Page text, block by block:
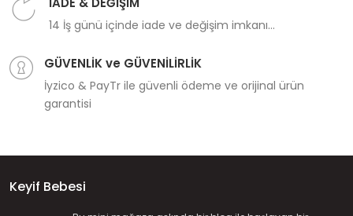
14 İş günü içinde iade ve değişim imkanı...
GÜVENLİK ve GÜVENİLİRLİK
İyzico & PayTr ile güvenli ödeme ve orijinal ürün
garantisi
Keyif Bebesi